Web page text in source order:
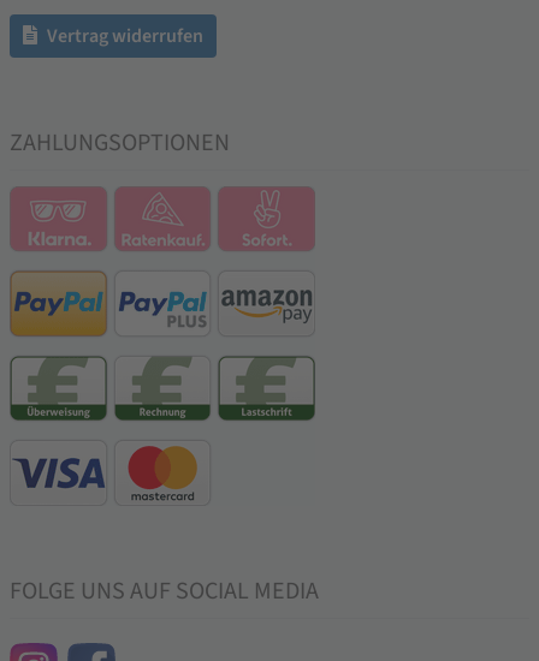
Vertrag widerrufen
ZAHLUNGSOPTIONEN
FOLGE UNS AUF SOCIAL MEDIA